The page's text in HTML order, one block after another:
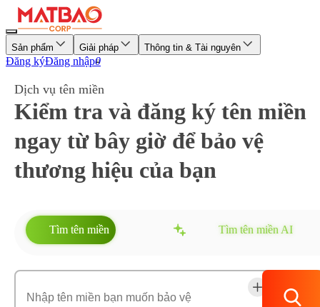
Sản phẩm Giải pháp Thông tin & Tài nguyên
Đăng kýĐăng nhập0
Dịch vụ tên miền
Kiểm tra và đăng ký tên miền
ngay từ bây giờ để bảo vệ
thương hiệu của bạn
Tìm tên miền Tìm tên miền AI
kiếm